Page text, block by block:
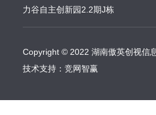
力谷自主创新园2.2期J栋
Copyright © 2022 湖南傲英创视信
技术支持：竞网智赢